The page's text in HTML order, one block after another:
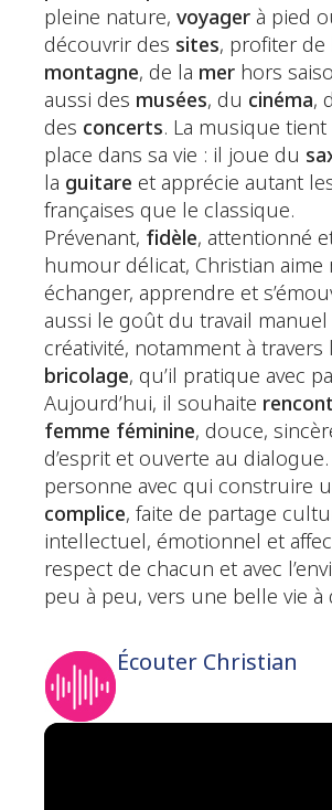
pleine nature, voyager à pied
découvrir des sites, profiter de
montagne, de la mer hors
aussi des musées, du cinéma,
des concerts. La musique
place dans sa vie : il joue du
la guitare et apprécie autant
françaises que le classique.
Prévenant, fidèle, attentionné
humour délicat, Christian aime
échanger, apprendre et
aussi le goût du travail manuel
créativité, notamment à
bricolage, qu’il pratique avec
Aujourd’hui, il souhaite
femme féminine, douce,
d’esprit et ouverte au
personne avec qui construire
complice, faite de partage
intellectuel, émotionnel et
respect de chacun et avec
peu à peu, vers une belle vie à
Écouter Christian